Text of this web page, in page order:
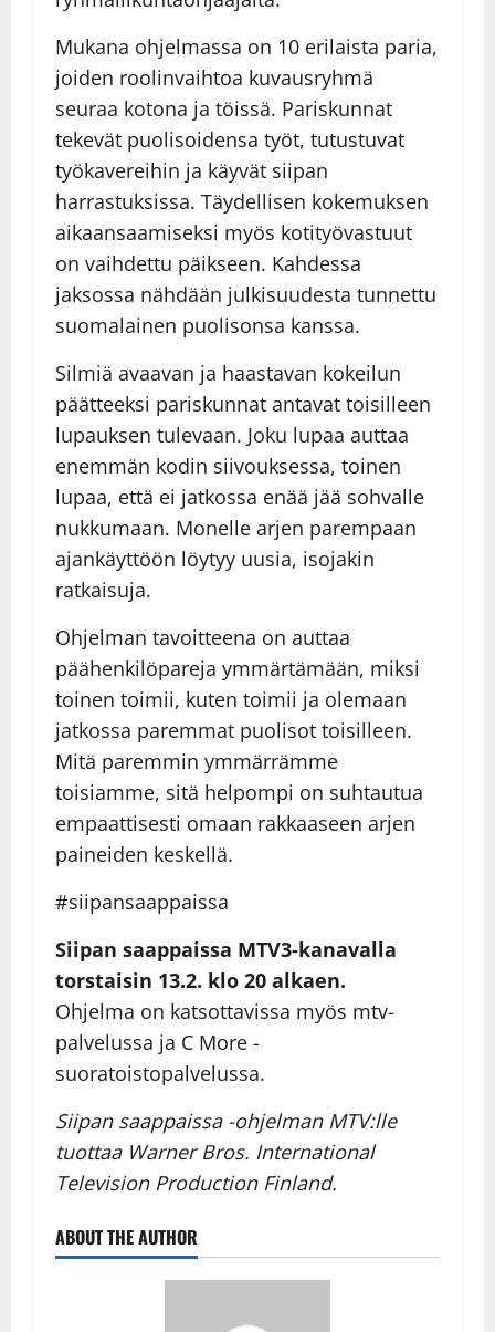
Mukana ohjelmassa on 10 erilaista paria,
joiden roolinvaihtoa kuvausryhmä
seuraa kotona ja töissä. Pariskunnat
tekevät puolisoidensa työt, tutustuvat
työkavereihin ja käyvät siipan
harrastuksissa. Täydellisen kokemuksen
aikaansaamiseksi myös kotityövastuut
on vaihdettu päikseen. Kahdessa
jaksossa nähdään julkisuudesta tunnettu
suomalainen puolisonsa kanssa.
Silmiä avaavan ja haastavan kokeilun
päätteeksi pariskunnat antavat toisilleen
lupauksen tulevaan. Joku lupaa auttaa
enemmän kodin siivouksessa, toinen
lupaa, että ei jatkossa enää jää sohvalle
nukkumaan. Monelle arjen parempaan
ajankäyttöön löytyy uusia, isojakin
ratkaisuja.
Ohjelman tavoitteena on auttaa
päähenkilöpareja ymmärtämään, miksi
toinen toimii, kuten toimii ja olemaan
jatkossa paremmat puolisot toisilleen.
Mitä paremmin ymmärrämme
toisiamme, sitä helpompi on suhtautua
empaattisesti omaan rakkaaseen arjen
paineiden keskellä.
#siipansaappaissa
Siipan saappaissa MTV3-kanavalla
torstaisin 13.2. klo 20 alkaen.
Ohjelma on katsottavissa myös mtv-
palvelussa ja C More -
suoratoistopalvelussa.
Siipan saappaissa -ohjelman MTV:lle
tuottaa Warner Bros. International
Television Production Finland.
ABOUT THE AUTHOR